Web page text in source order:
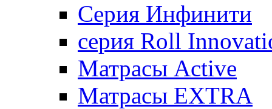
Серия Инфинити
серия Roll
Матрасы Active
Матрасы EXTRA